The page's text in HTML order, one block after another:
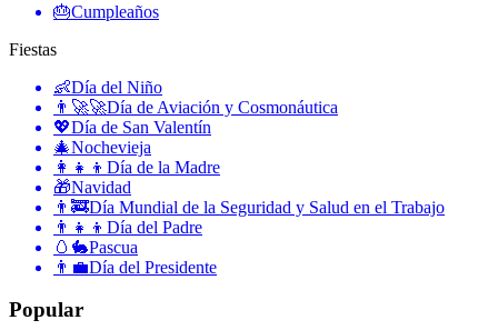
🎂Cumpleaños
Fiestas
👶Día del Niño
👨‍🚀🚀Día de Aviación y Cosmonáutica
💖Día de San Valentín
🎄Nochevieja
👩‍👧‍👦 Día de la Madre
🎁Navidad
👨‍🚒Día Mundial de la Seguridad y Salud en el Trabajo
👨‍👧‍👦 Día del Padre
🥚🐇Pascua
👨‍💼Día del Presidente
Popular